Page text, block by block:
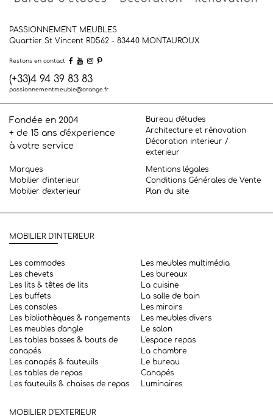
PASSIONNEMENT MEUBLES
Quartier St Vincent RD562 - 83440 MONTAUROUX
Restons en contact
(+33)4 94 39 83 83
passionnementmeuble@orange.fr
Fondée en 2004
+ de 15 ans d'éxperience
à votre service
Bureau d'études
Architecture et rénovation
Décoration interieur /
exterieur
Marques
Mobilier d'interieur
Mobilier d'exterieur
Mentions légales
Conditions Générales de Vente
Plan du site
MOBILIER D'INTERIEUR
Les commodes
Les chevets
Les lits & têtes de lits
Les buffets
Les consoles
Les bibliothèques & rangements
Les meubles d'angle
Les tables basses & bouts de
canapés
Les canapés & fauteuils
Les tables de repas
Les fauteuils & chaises de repas
Les meubles multimédia
Les bureaux
La cuisine
La salle de bain
Les miroirs
Les meubles divers
Le salon
L'espace repas
La chambre
Le bureau
Canapés
Luminaires
MOBILIER D'EXTERIEUR